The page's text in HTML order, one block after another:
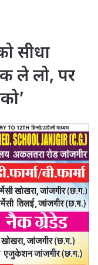
सीधा
ले लो, पर